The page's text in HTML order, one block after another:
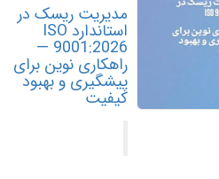
مدیریت ریسک در
استاندارد ISO
9001:2026 —
راهکاری نوین برای
پیشگیری و بهبود
کیفیت